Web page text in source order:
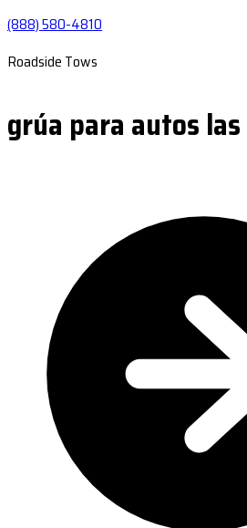
(888) 580-4810
Roadside Tows
grúa para autos